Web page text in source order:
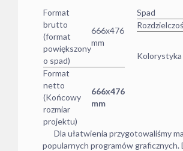
Format
brutto
(format
powiększony
o spad)
666x476
mm
Format
netto
(Końcowy
rozmiar
projektu)
666x476
mm
Spad
Kolorystyka
Dla ułatwienia przygotowaliśmy
popularnych programów graficznych.